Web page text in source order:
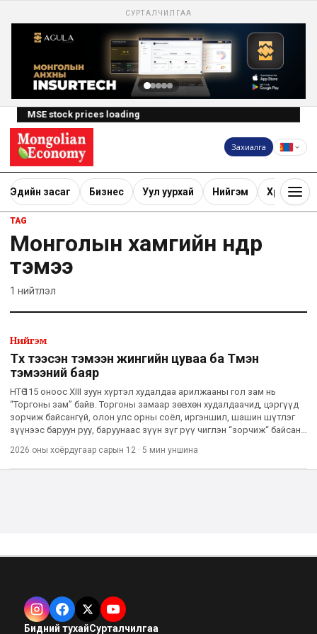
СУРТАЛЧИЛГАА
MSE stock prices loading
Захиалга
Эдийн засаг Бизнес Уул уурхай Нийгэм Хөрөнгө
TAG
Монголын хамгийн өндөр
тэмээ
1 нийтлэл
Нийгэм
Түүх тээсэн тэмээн жингийн цуваа ба Түмэн
тэмээний баяр
НТӨ 115 оноос XIII зуун хүртэл худалдаа арилжааны гол зам нь
“Торгоны зам” байв. Торгоны замаар зөвхөн худалдаачид, цэргүүд
зорчиж байсангүй, олон улс орны соёл, иргэншил, шашин шүтлэг
зүүнээс баруун руу, баруунаас зүүн зүг рүү чиглэн “зорчиж“ байсан
2026 оны хоёрдугаар сарын 12 · 5 мин уншина
Бидний тухайСурталчилгаа